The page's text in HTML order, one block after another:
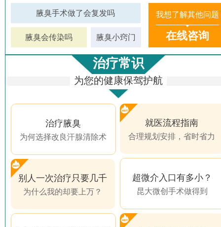
腋臭手术做了会复发吗
腋臭会传染吗 腋臭小窍门
我想了解其他问题
在线咨询
治疗常识
为您的健康保驾护航
治疗腋臭
为何选择改良汗腺清除术
别人一次治疗只要几千
为什么我的却要上万？
就医流程指南
合理规划安排，省时省力
超微介入口有多小？
昆大微创手术做得到